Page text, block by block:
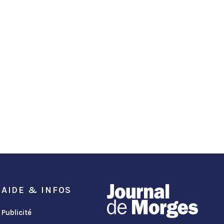
AIDE & INFOS
Publicité